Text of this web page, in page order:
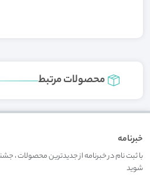
محصولات مرتبط
خبرنامه
با ثبت نام در خبرنامه از جدیدترین محصولات ،
شوید